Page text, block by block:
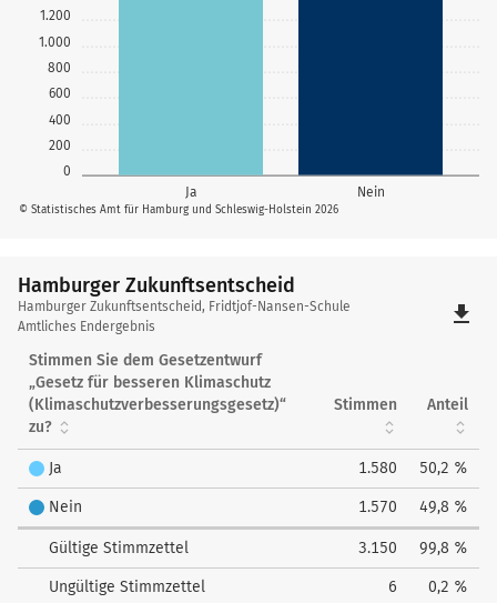
0
200
400
600
800
1.000
1.200
Ja Nein
© Statistisches Amt für Hamburg und Schleswig-Holstein 2026
Hamburger Zukunftsentscheid
Hamburger
Zukunftsentscheid
Hamburger Zukunftsentscheid, Fridtjof-Nansen-Schule
Amtliches Endergebnis
file_download
Stimmen Sie dem Gesetzentwurf
„Gesetz für besseren Klimaschutz
(Klimaschutzverbesserungsgesetz)“
zu?
Stimmen Anteil
Ja 1.580 50,2 %
Nein 1.570 49,8 %
Gültige Stimmzettel 3.150 99,8 %
Ungültige Stimmzettel 6 0,2 %